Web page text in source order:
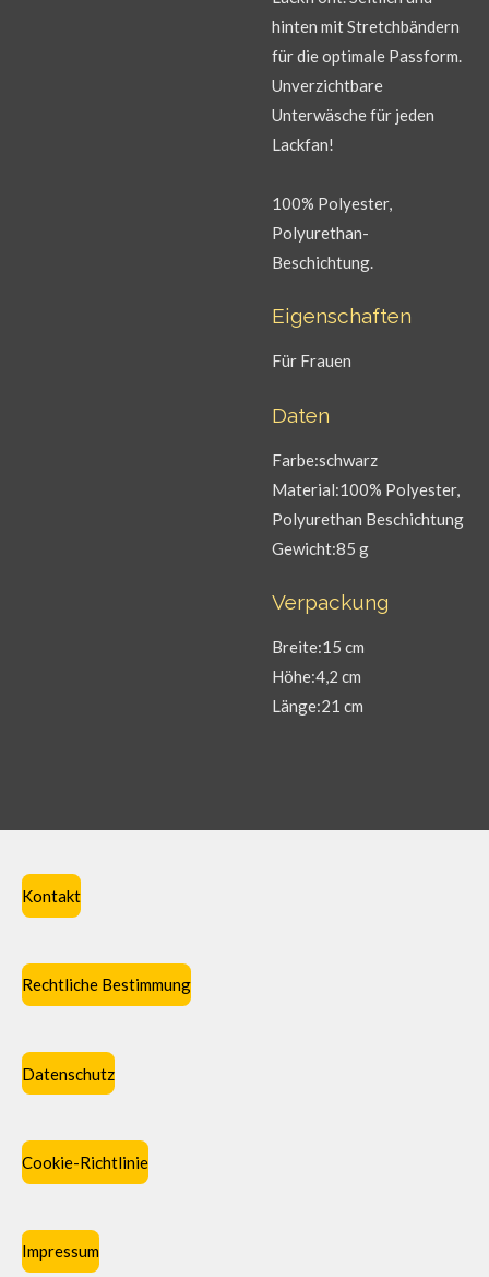
hinten mit Stretchbändern
für die optimale Passform.
Unverzichtbare
Unterwäsche für jeden
Lackfan!
100% Polyester,
Polyurethan-
Beschichtung.
Eigenschaften
Für Frauen
Daten
Farbe:schwarz
Material:100% Polyester,
Polyurethan Beschichtung
Gewicht:85 g
Verpackung
Breite:15 cm
Höhe:4,2 cm
Länge:21 cm
Kontakt
Rechtliche Bestimmung
Datenschutz
Cookie-Richtlinie
Impressum